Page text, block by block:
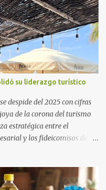
su liderazgo turístico
despide del 2025 con cifras
de la corona del turismo
estratégica entre el
y los fideicomisos de
Las proyecciones para
con un promedio estatal